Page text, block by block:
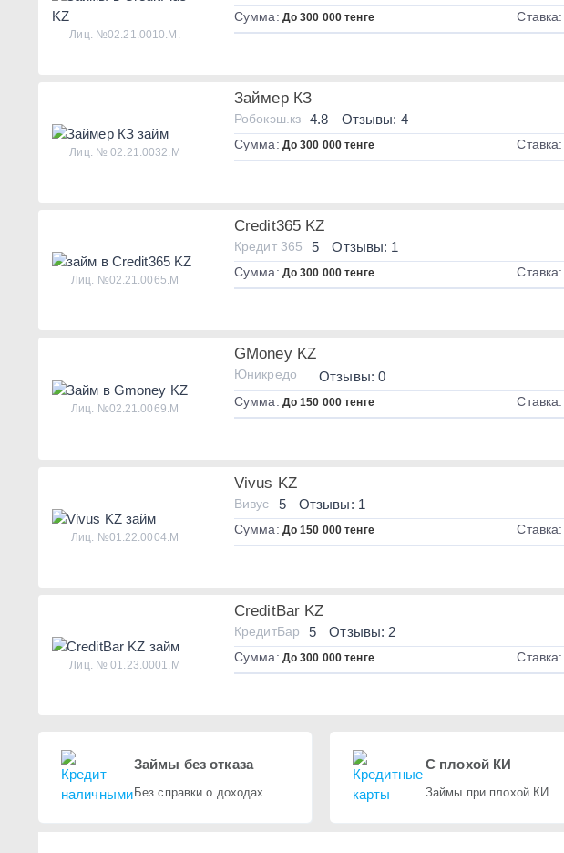
Лиц. №02.21.0010.M.
Сумма: До 300 000 тенге Ставка:
Лиц. № 02.21.0032.М
Займер КЗ
Робокэш.кз 4.8 Отзывы: 4
Сумма: До 300 000 тенге Ставка:
Лиц. №02.21.0065.M
Credit365 KZ
Кредит 365 5 Отзывы: 1
Сумма: До 300 000 тенге Ставка:
Лиц. №02.21.0069.M
GMoney KZ
Юникредо Отзывы: 0
Сумма: До 150 000 тенге Ставка:
Лиц. №01.22.0004.M
Vivus KZ
Вивус 5 Отзывы: 1
Сумма: До 150 000 тенге Ставка:
Лиц. № 01.23.0001.M
CreditBar KZ
КредитБар 5 Отзывы: 2
Сумма: До 300 000 тенге Ставка:
Займы без отказа
Без справки о доходах
С плохой КИ
Займы при плохой КИ